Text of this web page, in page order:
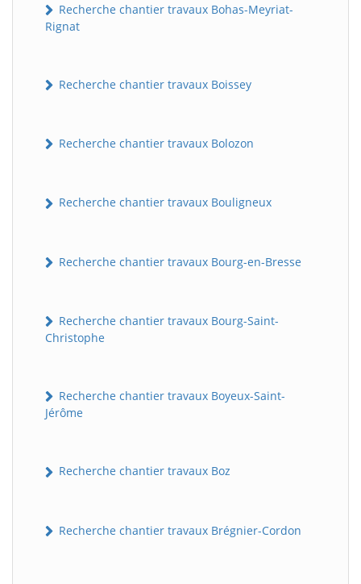
Recherche chantier travaux Bohas-Meyriat-
Rignat
Recherche chantier travaux Boissey
Recherche chantier travaux Bolozon
Recherche chantier travaux Bouligneux
Recherche chantier travaux Bourg-en-Bresse
Recherche chantier travaux Bourg-Saint-
Christophe
Recherche chantier travaux Boyeux-Saint-
Jérôme
Recherche chantier travaux Boz
Recherche chantier travaux Brégnier-Cordon